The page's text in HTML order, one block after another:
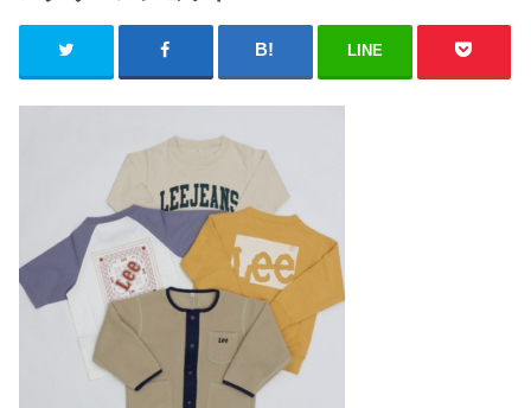
LINE